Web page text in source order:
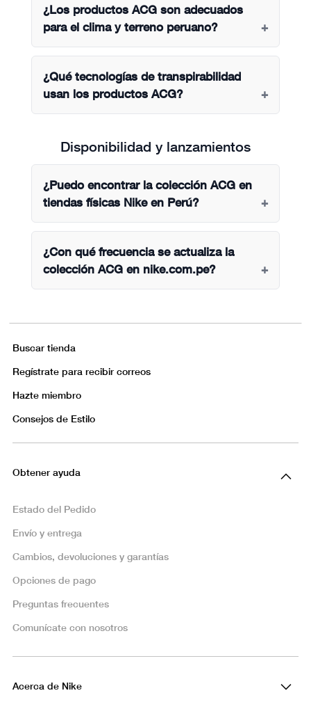
¿Los productos ACG son adecuados
para el clima y terreno peruano?
¿Qué tecnologías de transpirabilidad
usan los productos ACG?
Disponibilidad y lanzamientos
¿Puedo encontrar la colección ACG en
tiendas físicas Nike en Perú?
¿Con qué frecuencia se actualiza la
colección ACG en nike.com.pe?
Buscar tienda
Regístrate para recibir correos
Hazte miembro
Consejos de Estilo
Obtener ayuda
Estado del Pedido
Envío y entrega
Cambios, devoluciones y garantías
Opciones de pago
Preguntas frecuentes
Comunícate con nosotros
Acerca de Nike